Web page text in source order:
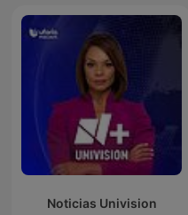
Noticias Univision